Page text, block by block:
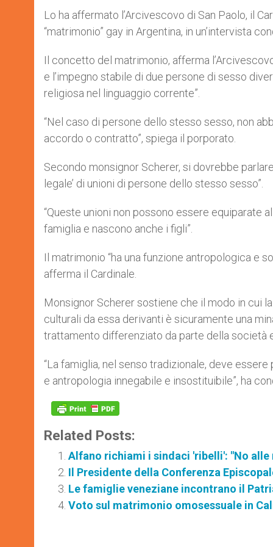
Lo ha affermato l’Arcivescovo di San Paolo, il
“matrimonio” gay in Argentina, in un’intervista
Il concetto del matrimonio, afferma
e l’impegno stabile di due persone di sesso
religiosa nel linguaggio corrente”.
“Nel caso di persone dello stesso sesso, non
accordo o contratto”, spiega il porporato.
Secondo monsignor Scherer, si dovrebbe
legale’ di unioni di persone dello stesso sesso”.
“Queste unioni non possono essere equiparate
famiglia e nascono anche i figli”.
Il matrimonio “ha una funzione antropologica e
afferma il Cardinale.
Monsignor Scherer sostiene che il modo in cui
culturali da essa derivanti è sicuramente una
trattamento differenziato da parte della società
“La famiglia, nel senso tradizionale, deve
e antropologia innegabile e insostituibile”, ha
Related Posts:
Alfano richiami i sindaci 'ribelli': "No alle
Il Presidente della Conferenza
Le famiglie veneziane incontrano il
Voto sul matrimonio omosessuale in